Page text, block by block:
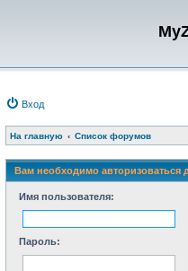
Вход
На главную Список форумов
Вам необходимо авторизоваться
Имя пользователя:
Пароль: